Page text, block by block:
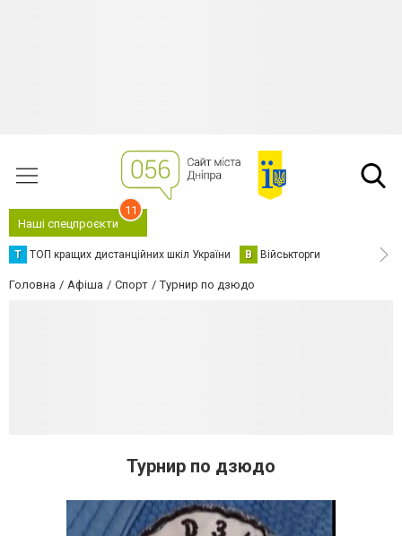
Наші спецпроєкти
11
Т ТОП кращих дистанційних шкіл України В Військторги
Головна Афіша Спорт Турнир по дзюдо
Турнир по дзюдо